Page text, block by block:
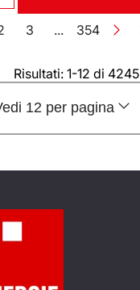
PaginaPagina
3 ... Pagina
354
Risultati: 1-12 di 4245
12 per pagina